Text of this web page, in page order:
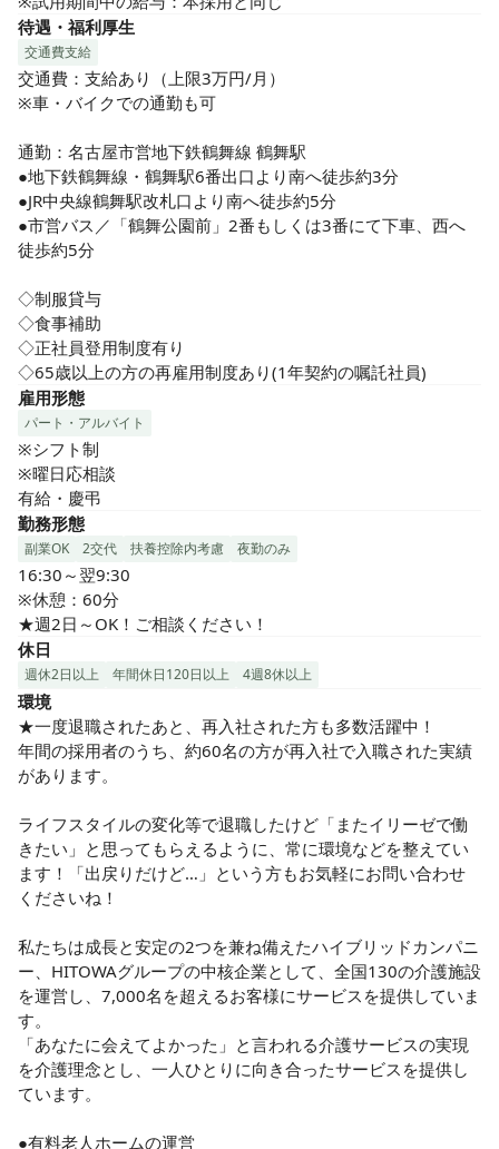
待遇・福利厚生
交通費支給
交通費：支給あり（上限3万円/月）
※車・バイクでの通勤も可
通勤：名古屋市営地下鉄鶴舞線 鶴舞駅
●地下鉄鶴舞線・鶴舞駅6番出口より南へ徒歩約3分
●JR中央線鶴舞駅改札口より南へ徒歩約5分
●市営バス／「鶴舞公園前」2番もしくは3番にて下車、西へ
徒歩約5分
◇制服貸与
◇食事補助
◇正社員登用制度有り
◇65歳以上の方の再雇用制度あり(1年契約の嘱託社員)
雇用形態
パート・アルバイト
※シフト制
※曜日応相談
有給・慶弔
勤務形態
副業OK 2交代 扶養控除内考慮 夜勤のみ
16:30～翌9:30
※休憩：60分
★週2日～OK！ご相談ください！
休日
週休2日以上 年間休日120日以上 4週8休以上
環境
★一度退職されたあと、再入社された方も多数活躍中！
年間の採用者のうち、約60名の方が再入社で入職された実績
があります。
ライフスタイルの変化等で退職したけど「またイリーゼで働
きたい」と思ってもらえるように、常に環境などを整えてい
ます！「出戻りだけど…」という方もお気軽にお問い合わせ
くださいね！
私たちは成長と安定の2つを兼ね備えたハイブリッドカンパニ
ー、HITOWAグループの中核企業として、全国130の介護施設
を運営し、7,000名を超えるお客様にサービスを提供していま
す。
「あなたに会えてよかった」と言われる介護サービスの実現
を介護理念とし、一人ひとりに向き合ったサービスを提供し
ています。
●有料老人ホームの運営